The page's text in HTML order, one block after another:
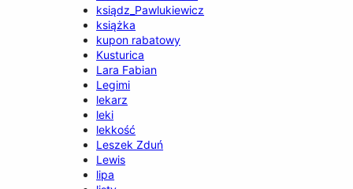
ksiądz_Pawlukiewicz
książka
kupon rabatowy
Kusturica
Lara Fabian
Legimi
lekarz
leki
lekkość
Leszek Zduń
Lewis
lipa